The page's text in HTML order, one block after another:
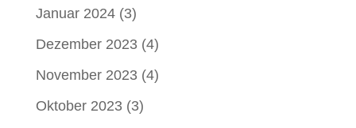
Januar 2024(3)
Dezember 2023(4)
November 2023(4)
Oktober 2023(3)